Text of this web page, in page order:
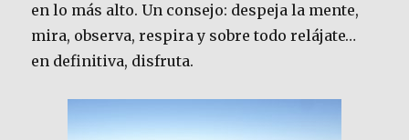
en lo más alto. Un consejo: despeja la mente,
mira, observa, respira y sobre todo relájate…
en definitiva, disfruta.